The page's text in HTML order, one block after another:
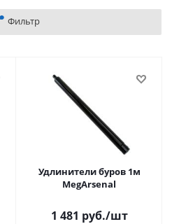
Фильтр
Удлинители буров 1м
MegArsenal
1 481 руб./шт